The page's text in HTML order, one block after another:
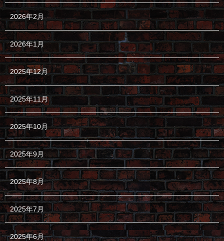
2026年2月
2026年1月
2025年12月
2025年11月
2025年10月
2025年9月
2025年8月
2025年7月
2025年6月